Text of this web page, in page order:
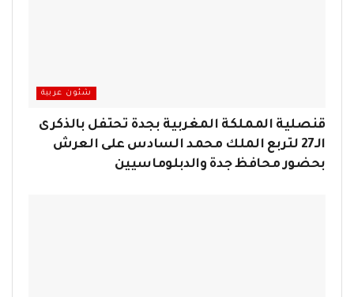
شئون عربية
قنصلية المملكة المغربية بجدة تحتفل بالذكرى
الـ27 لتربع الملك محمد السادس على العرش
بحضور محافظ جدة والدبلوماسيين